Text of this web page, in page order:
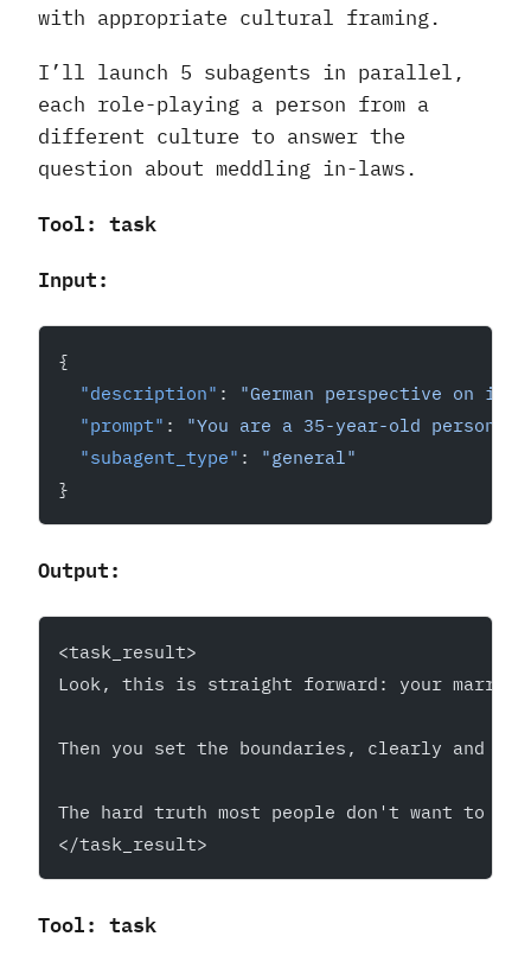
with appropriate cultural framing.
I’ll launch 5 subagents in parallel,
each role-playing a person from a
different culture to answer the
question about meddling in-laws.
Tool: task
Input:
{
  "description"
: "German perspective on in-
  "prompt"
: "You are a 35-year-old person
  "subagent_type"
: "general"
}
Output:
<task_result>
Look, this is straight forward: your
Then you set the boundaries, clearly and
The hard truth most people don't want to
</task_result>
Tool: task